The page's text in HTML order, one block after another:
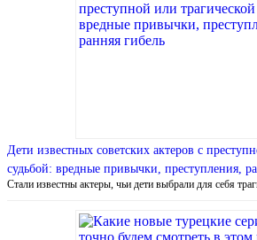
Дети известных советских актеров с
судьбой: вредные привычки, преступления,
Стали известны актеры, чьи дети выбрали для себя